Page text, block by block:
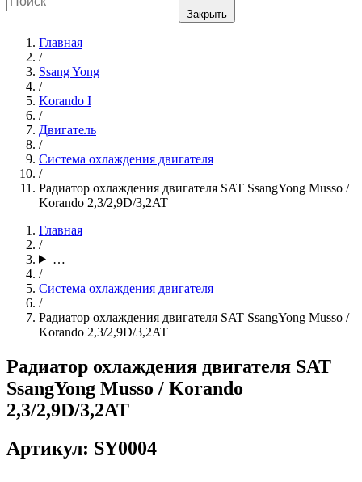
Закрыть
Главная
/
Ssang Yong
/
Korando I
/
Двигатель
/
Система охлаждения двигателя
/
Радиатор охлаждения двигателя SAT SsangYong Musso /
Korando 2,3/2,9D/3,2AT
Главная
/
…
/
Система охлаждения двигателя
/
Радиатор охлаждения двигателя SAT SsangYong Musso /
Korando 2,3/2,9D/3,2AT
Радиатор охлаждения двигателя SAT
SsangYong Musso / Korando
2,3/2,9D/3,2AT
Артикул: SY0004